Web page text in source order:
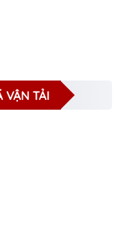
VẬN TẢI